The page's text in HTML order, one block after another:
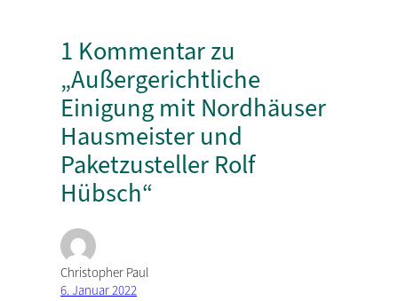
1 Kommentar zu
„Außergerichtliche
Einigung mit Nordhäuser
Hausmeister und
Paketzusteller Rolf
Hübsch“
Christopher Paul
6. Januar 2022